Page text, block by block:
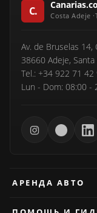
Av. de Bruselas 14,
38660 Adeje,
Tel.: +34 922 71 42
Lun - Dom: 08:00 -
АРЕНДА АВТО